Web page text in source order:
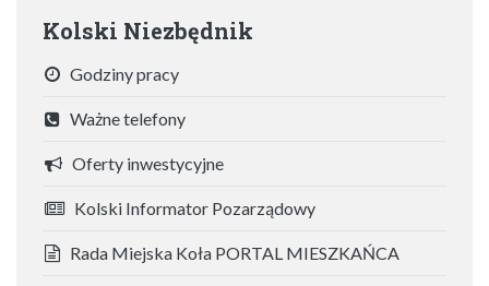
Kolski Niezbędnik
Godziny pracy
Ważne telefony
Oferty inwestycyjne
Kolski Informator Pozarządowy
Rada Miejska Koła PORTAL MIESZKAŃCA